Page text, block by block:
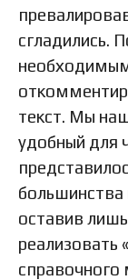
сгладились.
текст. Мы
удобный для
оставив
реализовать
справочного